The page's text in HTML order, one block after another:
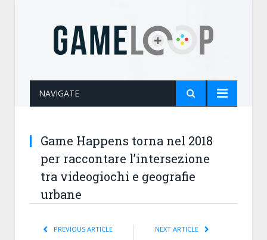
NAVIGATE
Game Happens torna nel 2018
per raccontare l’intersezione
tra videogiochi e geografie
urbane
PREVIOUS ARTICLE NEXT ARTICLE